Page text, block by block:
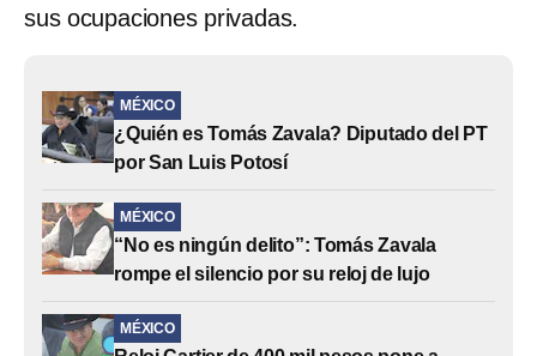
sus ocupaciones privadas.
MÉXICO
¿Quién es Tomás Zavala? Diputado del PT
por San Luis Potosí
MÉXICO
“No es ningún delito”: Tomás Zavala
rompe el silencio por su reloj de lujo
MÉXICO